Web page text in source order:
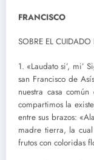
FRANCISCO
SOBRE EL
1. «Laudato si’, mi’
san Francisco de
nuestra casa
compartimos la
entre sus brazos:
madre tierra, la
frutos con coloridas